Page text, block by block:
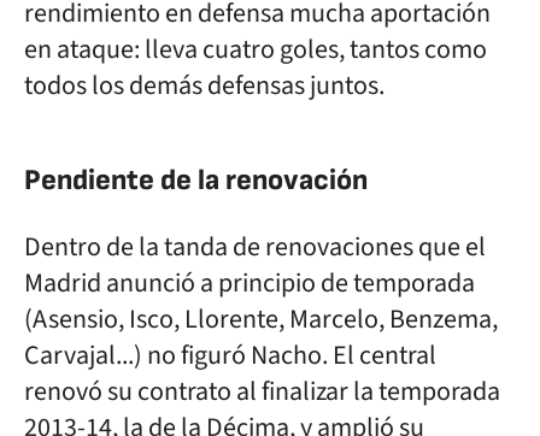
rendimiento en defensa mucha aportación
en ataque: lleva cuatro goles, tantos como
todos los demás defensas juntos.
Pendiente de la renovación
Dentro de la tanda de renovaciones que el
Madrid anunció a principio de temporada
(Asensio, Isco, Llorente, Marcelo, Benzema,
Carvajal...) no figuró Nacho. El central
renovó su contrato al finalizar la temporada
2013-14, la de la Décima, y amplió su